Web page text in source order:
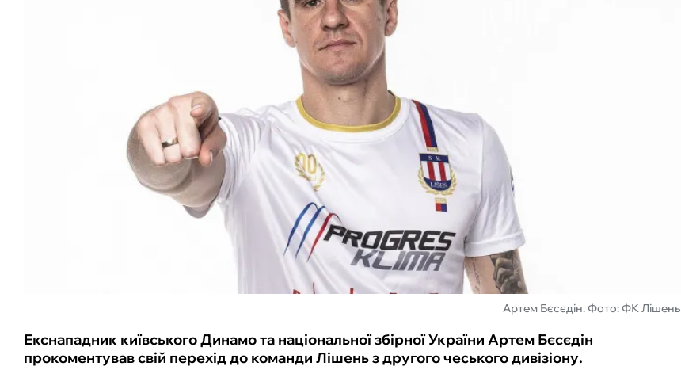
Артем Бєсєдін. Фото: ФК Лішень
Екснападник київського Динамо та національної збірної України Артем Бєсєдін
прокоментував свій перехід до команди Лішень з другого чеського дивізіону.